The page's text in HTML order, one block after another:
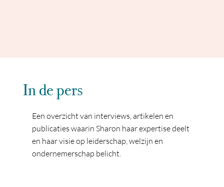
In de pers
Een overzicht van interviews, artikelen en
publicaties waarin Sharon haar expertise deelt
en haar visie op leiderschap, welzijn en
ondernemerschap belicht.